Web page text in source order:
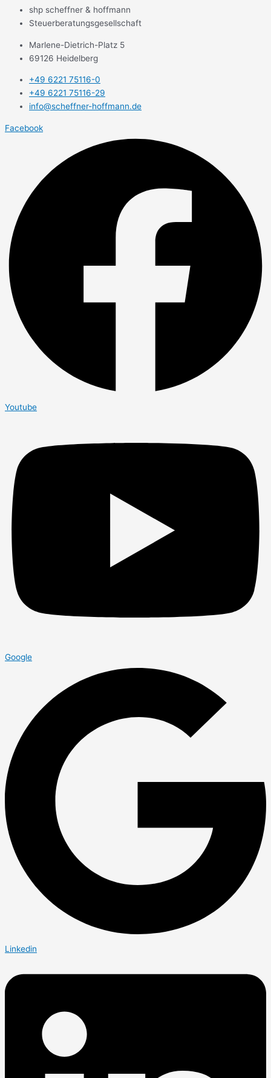
shp scheffner & hoffmann
Steuerberatungsgesellschaft
Marlene-Dietrich-Platz 5
69126 Heidelberg
+49 6221 75116-0
+49 6221 75116-29
info@scheffner-hoffmann.de
Facebook
Youtube
Google
Linkedin